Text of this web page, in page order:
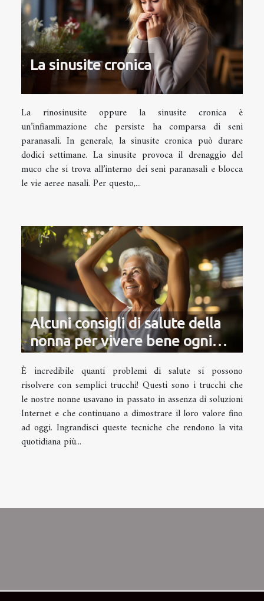
La sinusite cronica
La rinosinusite oppure la sinusite cronica è
un’infiammazione che persiste ha comparsa di seni
paranasali. In generale, la sinusite cronica può durare
dodici settimane. La sinusite provoca il drenaggio del
muco che si trova all’interno dei seni paranasali e blocca
le vie aeree nasali. Per questo,...
Alcuni consigli di salute della
nonna per vivere bene ogni
È incredibile quanti problemi di salute si possono
risolvere con semplici trucchi! Questi sono i trucchi che
le nostre nonne usavano in passato in assenza di soluzioni
Internet e che continuano a dimostrare il loro valore fino
ad oggi. Ingrandisci queste tecniche che rendono la vita
quotidiana più...